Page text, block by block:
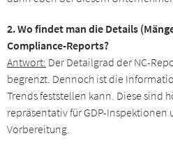
2. Wo findet man die Details
Compliance-Reports?
Antwort: Der Detailgrad der NC-
begrenzt. Dennoch ist die
Trends feststellen kann. Diese sind
repräsentativ für GDP-Inspektionen
Vorbereitung.